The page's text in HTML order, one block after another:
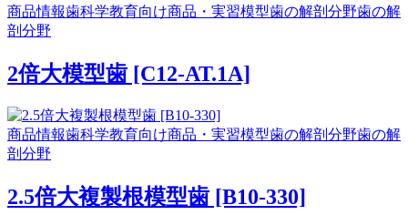
商品情報歯科学教育向け商品・実習模型歯の解剖分野歯の解
剖分野
2倍大模型歯 [C12-AT.1A]
商品情報歯科学教育向け商品・実習模型歯の解剖分野歯の解
剖分野
2.5倍大複製根模型歯 [B10-330]